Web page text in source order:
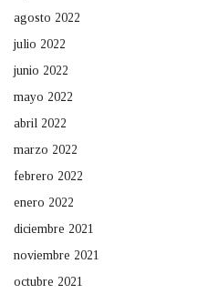
agosto 2022
julio 2022
junio 2022
mayo 2022
abril 2022
marzo 2022
febrero 2022
enero 2022
diciembre 2021
noviembre 2021
octubre 2021